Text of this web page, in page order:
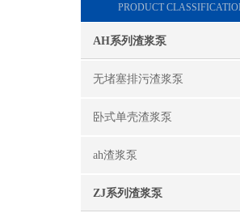
PRODUCT
AH系列渣浆泵
无堵塞排污渣浆泵
卧式单壳渣浆泵
ah渣浆泵
ZJ系列渣浆泵